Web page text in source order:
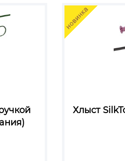
Хлыст